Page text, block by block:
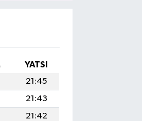
YATSI
21:45
21:43
21:42